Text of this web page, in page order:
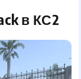
в КС2